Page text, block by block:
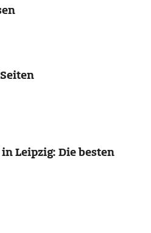
Leipzig: Die besten